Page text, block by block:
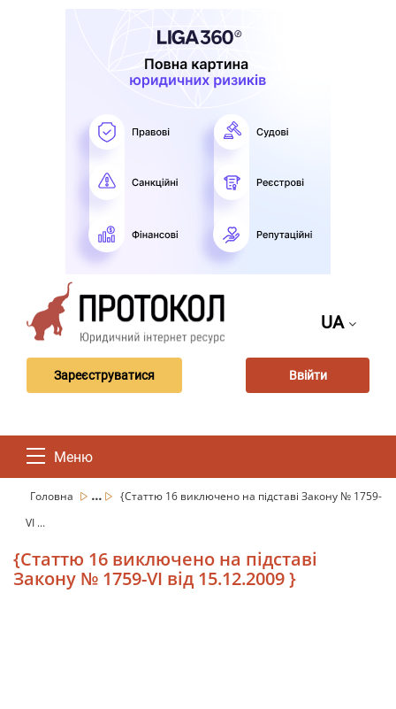
UA
Зареєструватися Ввійти
Меню
Головна ...
{Статтю 16 виключено на підставі Закону № 1759-
VI ...
{Статтю 16 виключено на підставі
Закону № 1759-VI від 15.12.2009 }